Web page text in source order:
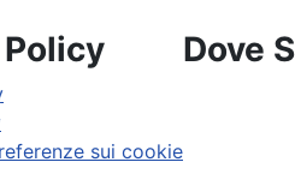
sui cookie
Dove